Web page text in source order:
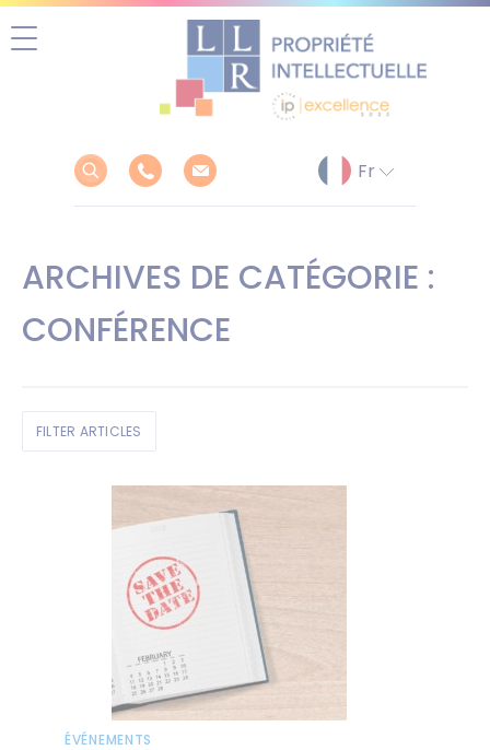
ARCHIVES DE CATÉGORIE :
CONFÉRENCE
FILTER ARTICLES
ÉVÉNEMENTS